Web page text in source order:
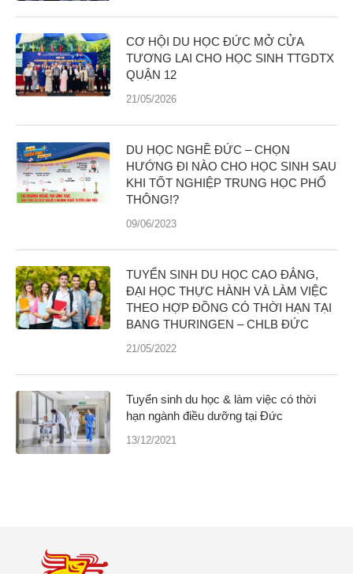
CƠ HỘI DU HỌC ĐỨC MỞ CỬA
TƯƠNG LAI CHO HỌC SINH TTGDTX
QUẬN 12
21/05/2026
DU HỌC NGHỀ ĐỨC – CHỌN
HƯỚNG ĐI NÀO CHO HỌC SINH SAU
KHI TỐT NGHIỆP TRUNG HỌC PHỔ
THÔNG!?
09/06/2023
TUYỂN SINH DU HỌC CAO ĐẲNG,
ĐẠI HỌC THỰC HÀNH VÀ LÀM VIỆC
THEO HỢP ĐỒNG CÓ THỜI HẠN TẠI
BANG THURINGEN – CHLB ĐỨC
21/05/2022
Tuyển sinh du học & làm việc có thời
hạn ngành điều dưỡng tại Đức
13/12/2021